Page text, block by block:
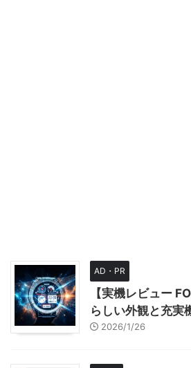
AD・PR
【実機レビュー
らしい外観と充実
2026/1/26